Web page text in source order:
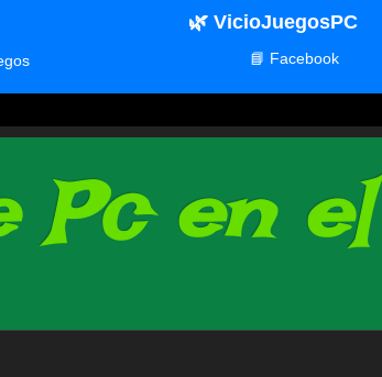
Pc en
🌿 VicioJuegosPC
📘 Facebook